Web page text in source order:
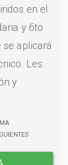
en el
y 6to
aplicará
Les
y